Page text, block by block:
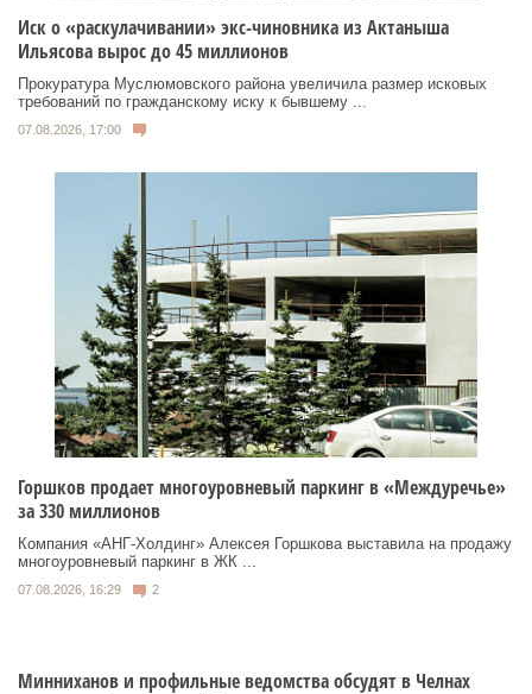
Иск о «раскулачивании» экс-чиновника из Актаныша
Ильясова вырос до 45 миллионов
Прокуратура Муслюмовского района увеличила размер исковых
требований по гражданскому иску к бывшему ...
07.08.2026, 17:00
Горшков продает многоуровневый паркинг в «Междуречье»
за 330 миллионов
Компания «АНГ-Холдинг» Алексея Горшкова выставила на продажу
многоуровневый паркинг в ЖК ...
07.08.2026, 16:29 2
Минниханов и профильные ведомства обсудят в Челнах